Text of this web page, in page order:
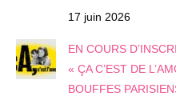
17 juin 2026
EN COURS
« ÇA C’EST DE
BOUFFES